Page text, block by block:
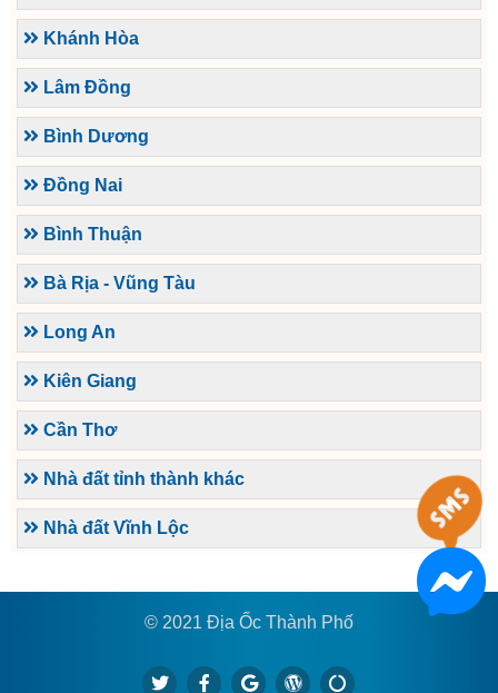
Khánh Hòa
Lâm Đồng
Bình Dương
Đồng Nai
Bình Thuận
Bà Rịa - Vũng Tàu
Long An
Kiên Giang
Cần Thơ
Nhà đất tỉnh thành khác
Nhà đất Vĩnh Lộc
© 2021 Địa Ốc Thành Phố